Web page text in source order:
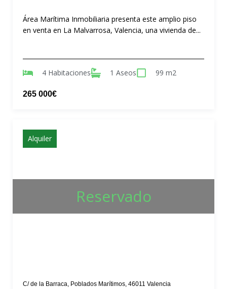
Área Marítima Inmobiliaria presenta este amplio piso
en venta en La Malvarrosa, Valencia, una vivienda de...
4 Habitaciones 1 Aseos 99 m2
265 000€
Alquiler
Reservado
C/ de la Barraca, Poblados Marítimos, 46011 Valencia